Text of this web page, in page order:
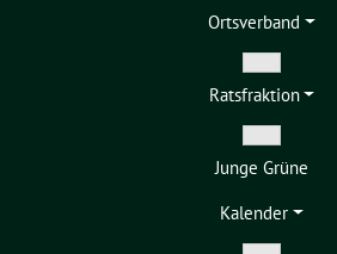
Ortsverband
Zeige
Untermenü
Ratsfraktion
Zeige
Untermenü
Junge Grüne
Kalender